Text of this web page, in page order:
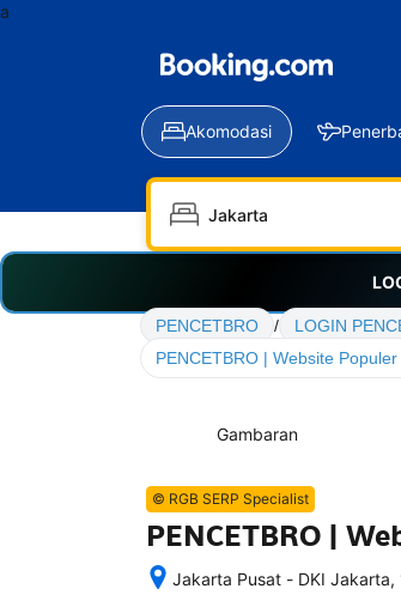
a
Akomodasi
PENCETBRO / LOGIN
PENCETBRO | Website
Gambaran
© RGB SERP Specialist
PENCETBRO |
Jakarta Pusat - DKI